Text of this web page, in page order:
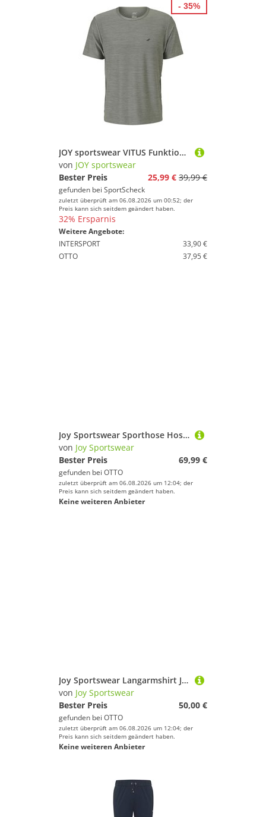
JOY sportswear VITUS Funktionsshirt Herren
von JOY sportswear
Bester Preis
25,99 € 39,99 €
gefunden bei SportScheck
zuletzt überprüft am 06.08.2026 um 00:52; der
Preis kann sich seitdem geändert haben.
32% Ersparnis
Weitere Angebote:
INTERSPORT
33,90 €
OTTO
37,95 €
- 35%
Joy Sportswear Sporthose Hose THEKLA
von Joy Sportswear
Bester Preis
69,99 €
gefunden bei OTTO
zuletzt überprüft am 06.08.2026 um 12:04; der
Preis kann sich seitdem geändert haben.
Keine weiteren Anbieter
Joy Sportswear Langarmshirt Joy 3/4 Arm Shirt
von Joy Sportswear
Bester Preis
50,00 €
gefunden bei OTTO
zuletzt überprüft am 06.08.2026 um 12:04; der
Preis kann sich seitdem geändert haben.
Keine weiteren Anbieter